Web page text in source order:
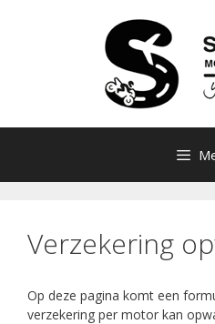
Verzekering
Op deze pagina komt een
verzekering per motor kan